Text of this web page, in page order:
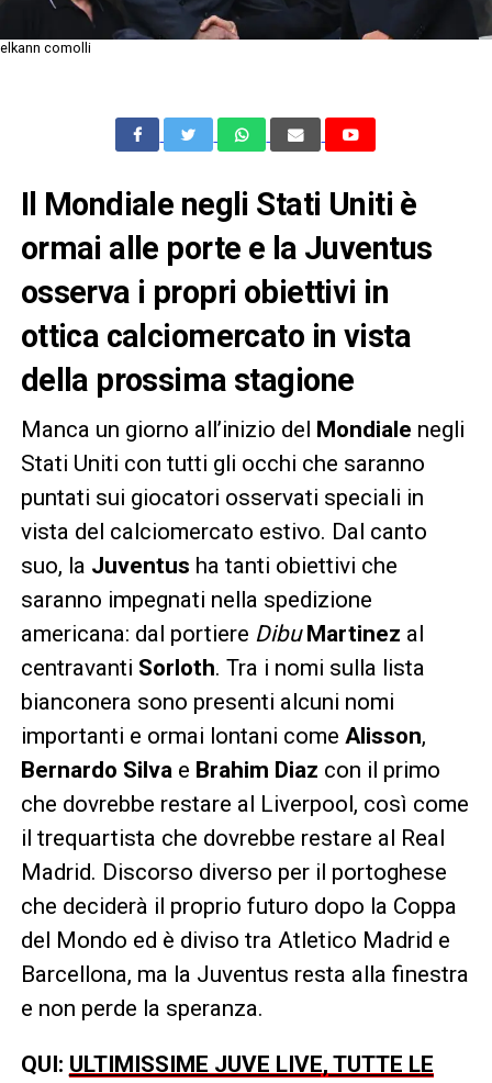
elkann comolli
Il Mondiale negli Stati Uniti è
ormai alle porte e la Juventus
osserva i propri obiettivi in
ottica calciomercato in vista
della prossima stagione
Manca un giorno all’inizio del Mondiale negli
Stati Uniti con tutti gli occhi che saranno
puntati sui giocatori osservati speciali in
vista del calciomercato estivo. Dal canto
suo, la Juventus ha tanti obiettivi che
saranno impegnati nella spedizione
americana: dal portiere DibuMartinez al
centravanti Sorloth. Tra i nomi sulla lista
bianconera sono presenti alcuni nomi
importanti e ormai lontani come Alisson,
Bernardo Silva e Brahim Diaz con il primo
che dovrebbe restare al Liverpool, così come
il trequartista che dovrebbe restare al Real
Madrid. Discorso diverso per il portoghese
che deciderà il proprio futuro dopo la Coppa
del Mondo ed è diviso tra Atletico Madrid e
Barcellona, ma la Juventus resta alla finestra
e non perde la speranza.
QUI: ULTIMISSIME JUVE LIVE, TUTTE LE